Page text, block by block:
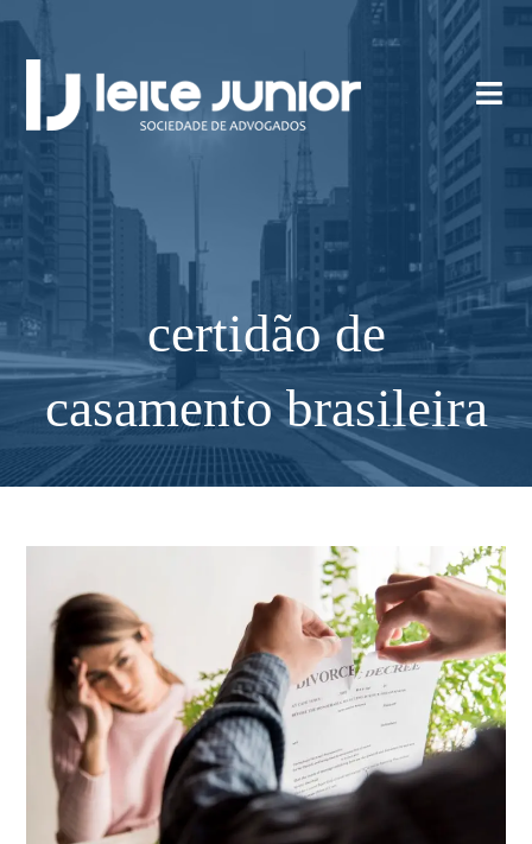
certidão de
casamento brasileira